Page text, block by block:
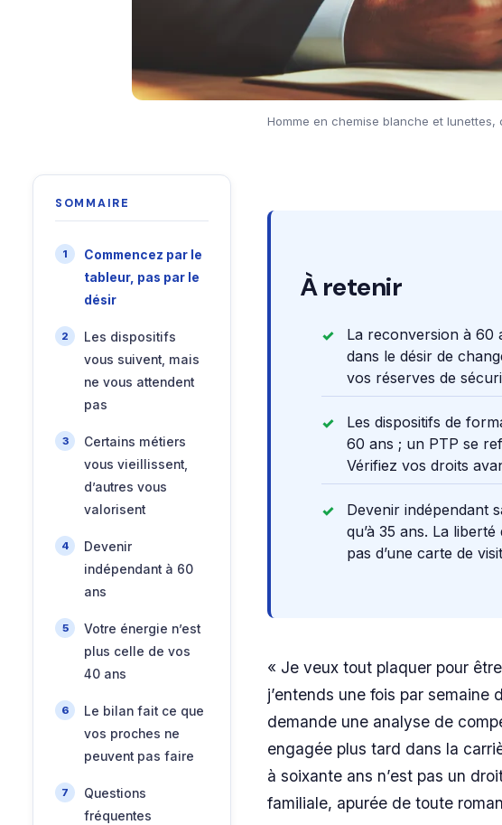
Homme en chemise blanche et
SOMMAIRE
Commencez par le
tableur, pas par le
désir
Les dispositifs
vous suivent, mais
ne vous attendent
pas
Certains métiers
vous vieillissent,
d’autres vous
valorisent
Devenir
indépendant à 60
ans
Votre énergie n’est
plus celle de vos
40 ans
Le bilan fait ce que
vos proches ne
peuvent pas faire
Questions
fréquentes
À retenir
La reconversion à 60
dans le désir de
vos réserves de
Les dispositifs de
60 ans ; un PTP se
Vérifiez vos droits
Devenir indépendant
qu’à 35 ans. La
pas d’une carte de
« Je veux tout plaquer pour
j’entends une fois par
demande une analyse de
engagée plus tard dans la
à soixante ans n’est pas un
familiale, apurée de toute